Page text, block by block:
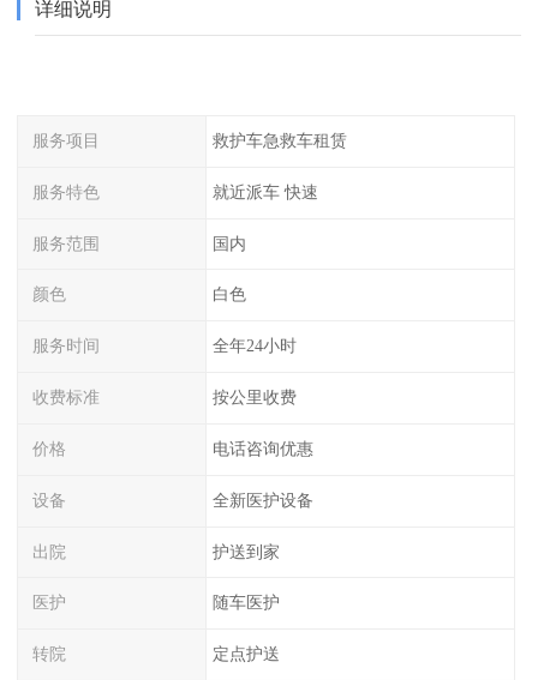
详细说明
服务项目 救护车急救车租赁
服务特色 就近派车 快速
服务范围 国内
颜色 白色
服务时间 全年24小时
收费标准 按公里收费
价格 电话咨询优惠
设备 全新医护设备
出院 护送到家
医护 随车医护
转院 定点护送